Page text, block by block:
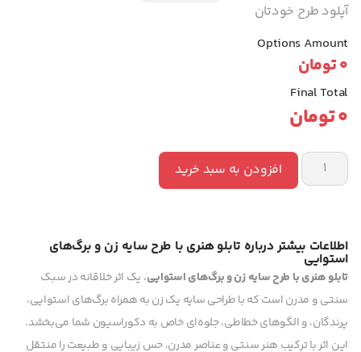
آپلود طرح خودتان
Options Amount
0تومان
Final Total
0تومان
افزودن به سبد خرید
اطلاعات بیشتر درباره تابلو هنری با طرح سایه زن و برگ‌های
استوایی
تابلو هنری با طرح سایه زن و برگ‌های استوایی، یک اثر خلاقانه در سبک
سنتی و مدرن است که با طراحی سایه یک زن به همراه برگ‌های استوایی،
پرندگان، و الگوهای خطاطی، جلوه‌ای خاص به دکوراسیون شما می‌بخشد.
این اثر با ترکیب هنر سنتی و عناصر مدرن، حس زیبایی و طبیعت را منتقل